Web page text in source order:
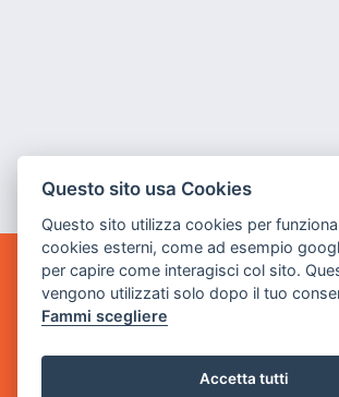
GAME WARP
BY POWER GAME SRL
Sede Legale
via Villaggio dei Platani, 3
Questo sito usa Cookies
Questo sito utilizza cookies per
cookies esterni, come ad esempio
per capire come interagisci col sito.
vengono utilizzati solo dopo il tuo
Fammi scegliere
Accetta tutti